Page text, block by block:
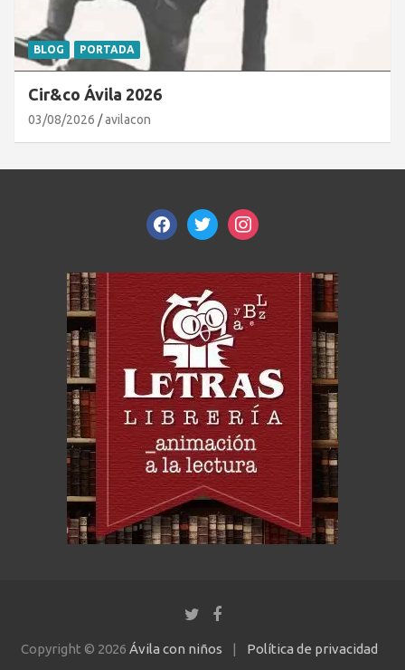
BLOG PORTADA
Cir&co Ávila 2026
03/08/2026 avilacon
facebooktwitterinstagram
Copyright © 2026 Ávila con niños Política de privacidad